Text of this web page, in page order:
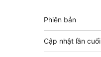
Meta
Phiên bản
Cập nhật lần cuối